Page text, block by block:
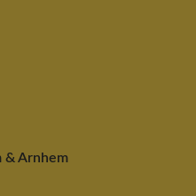
& Arnhem